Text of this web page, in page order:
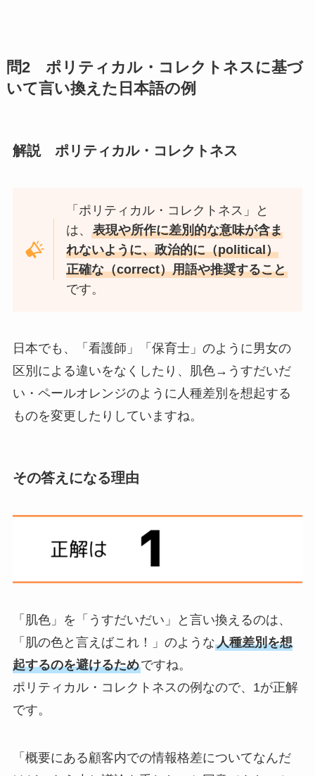
問2 ポリティカル・コレクトネスに基づ
いて言い換えた日本語の例
解説 ポリティカル・コレクトネス
「ポリティカル・コレクトネス」
と
は、表現や所作に差別的な意味が含ま
れないように、政治的に（political）
正確な（correct）用語や推奨すること
です。
日本でも、「看護師」「保育士」のように男女の
区別による違いをなくしたり、肌色→うすだいだ
い・ペールオレンジのように人種差別を想起する
ものを変更したりしていますね。
その答えになる理由
「肌色」を「うすだいだい」と言い換えるのは、
「肌の色と言えばこれ！」のような人種差別を想
起するのを避けるためですね。
ポリティカル・コレクトネスの例なので、1が正解
です。
「概要にある顧客内での情報格差についてなんだ